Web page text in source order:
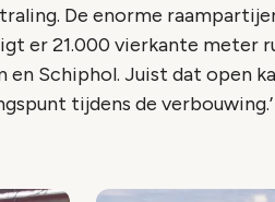
De enorme
er 21.000 vierkante meter
en Schiphol. Juist dat open
tijdens de verbouwing.’